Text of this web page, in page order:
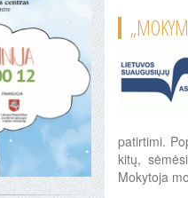
patirtimi.
kitų,
Mokytoja